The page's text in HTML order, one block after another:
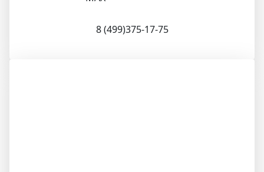
8 (499)375-17-75